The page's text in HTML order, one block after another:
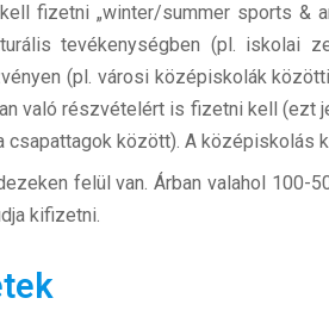
fizetni „winter/summer sports
tevékenységben (pl. iskolai
(pl. városi középiskolák
való részvételért is fizetni kell (ezt
csapattagok között). A
felül van. Árban valahol
kifizetni.